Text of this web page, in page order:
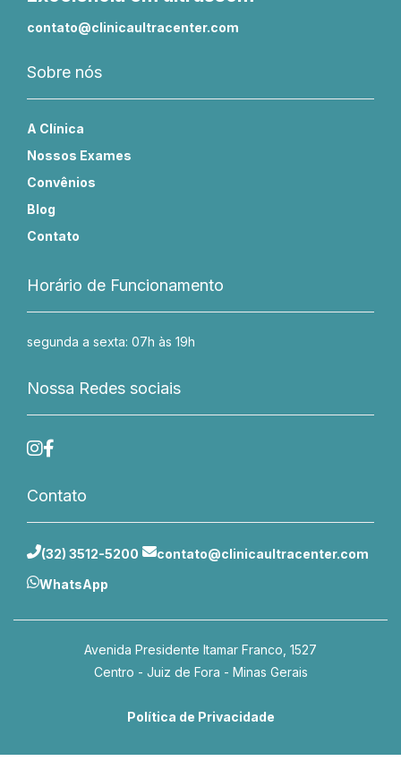
contato@clinicaultracenter.com
Sobre nós
A Clínica
Nossos Exames
Convênios
Blog
Contato
Horário de Funcionamento
segunda a sexta: 07h às 19h
Nossa Redes sociais
Contato
(32) 3512-5200
contato@clinicaultracenter.com
WhatsApp
Avenida Presidente Itamar Franco, 1527
Centro - Juiz de Fora - Minas Gerais
Política de Privacidade